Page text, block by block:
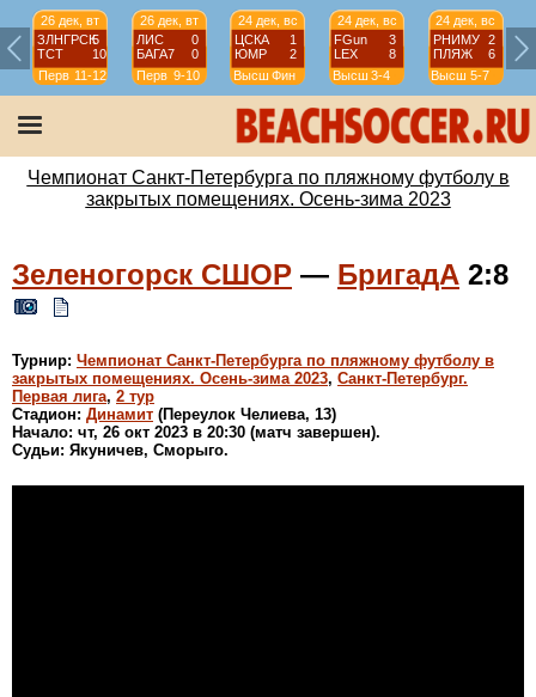
26 дек, вт
ЗЛНГРСК5
ТСТ
10
Перв 11-12
26 дек, вт
ЛИС
0
БАГА7
0
Перв 9-10
24 дек, вс
ЦСКА
1
ЮМР
2
Высш Фин
24 дек, вс
FGun
3
LEX
8
Высш 3-4
24 дек, вс
РНИМУ
2
ПЛЯЖ
6
Высш 5-7
Чемпионат Санкт-Петербурга по пляжному футболу в
закрытых помещениях. Осень-зима 2023
Зеленогорск СШОР — БригадА 2:8
Турнир: Чемпионат Санкт-Петербурга по пляжному футболу в
закрытых помещениях. Осень-зима 2023, Санкт-Петербург.
Первая лига, 2 тур
Стадион: Динамит (Переулок Челиева, 13)
Начало: чт, 26 окт 2023 в 20:30 (матч завершен).
Судьи: Якуничев, Сморыго.